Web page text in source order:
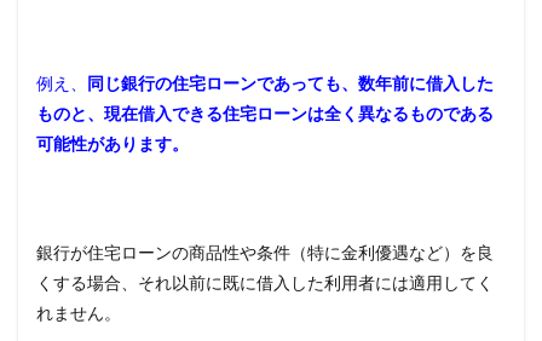
ずし
も成
功で
はな
借り
換え
の手
数
例え、 同じ銀行の住宅ローンであっても、数年前に借入した
ものと、現在借入できる住宅ローンは全く異なるものである
可能性があります。
銀行が住宅ローンの商品性や条件（特に金利優遇など）を良
くする場合、それ以前に既に借入した利用者には適用してく
れません。